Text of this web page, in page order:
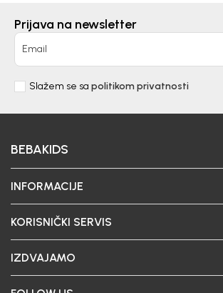
Prijava na newsletter
Email
Slažem se sa politikom privatnosti
BEBAKIDS
INFORMACIJE
KORISNIČKI SERVIS
IZDVAJAMO